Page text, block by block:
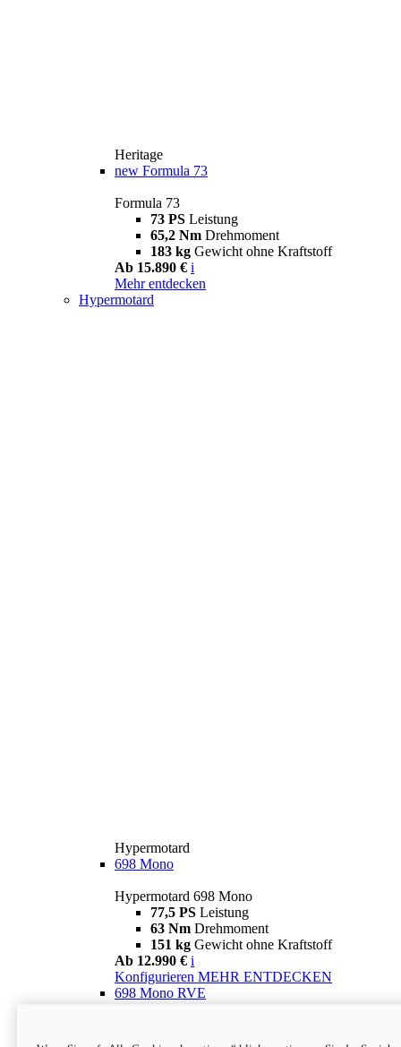
Heritage
new Formula 73
Formula 73
73 PS Leistung
65,2 Nm Drehmoment
183 kg Gewicht ohne Kraftstoff
Ab 15.890 € i
Mehr entdecken
Hypermotard
Hypermotard
698 Mono
Hypermotard 698 Mono
77,5 PS Leistung
63 Nm Drehmoment
151 kg Gewicht ohne Kraftstoff
Ab 12.990 € i
Konfigurieren MEHR ENTDECKEN
698 Mono RVE
77,5 PS
Leistung